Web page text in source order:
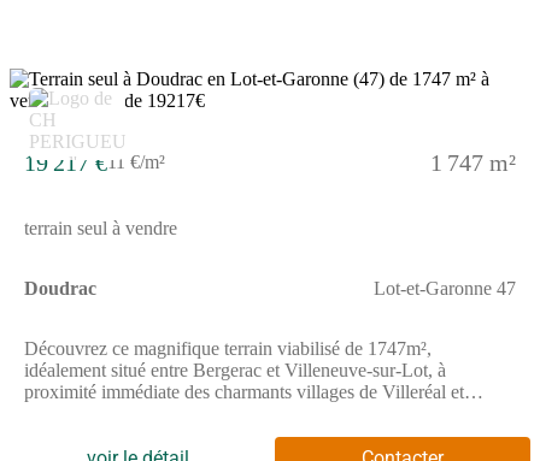
19 217 €11 €/m² 1 747 m²
terrain seul à vendre
Doudrac Lot-et-Garonne 47
Découvrez ce magnifique terrain viabilisé de 1747m²,
idéalement situé entre Bergerac et Villeneuve-sur-Lot, à
proximité immédiate des charmants villages de Villeréal et
proche des commodités. Ce terrain spacieux constitue
l’emplacement parfait pour concrétiser votre projet de maison